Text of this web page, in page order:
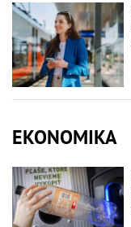
EKONOMIKA